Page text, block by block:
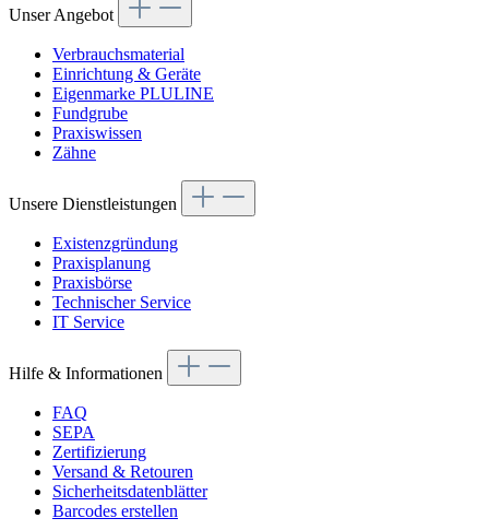
Unser Angebot
Verbrauchsmaterial
Einrichtung & Geräte
Eigenmarke PLULINE
Fundgrube
Praxiswissen
Zähne
Unsere Dienstleistungen
Existenzgründung
Praxisplanung
Praxisbörse
Technischer Service
IT Service
Hilfe & Informationen
FAQ
SEPA
Zertifizierung
Versand & Retouren
Sicherheitsdatenblätter
Barcodes erstellen